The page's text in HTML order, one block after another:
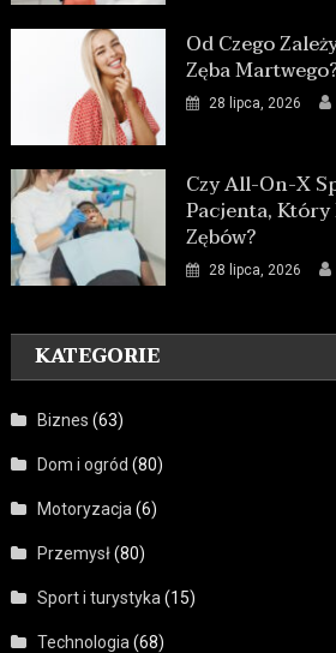
Od Czego
Zęba
28 lipca, 2026
Czy All-On-X
Pacjenta, Który
Zębów?
28 lipca, 2026
KATEGORIE
Biznes (63)
Dom i ogród (80)
Motoryzacja (6)
Przemysł(80)
Sport i turystyka (15)
Technologia (68)